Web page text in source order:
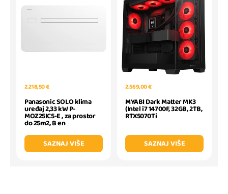
2.218,50 €
Panasonic SOLO klima
uređaj 2,33 kW P-
MOZ25IC5-E , za prostor
do 25m2, B en
SAZNAJ VIŠE
2.569,00 €
MYABI Dark Matter MK3
(Intel i7 14700F, 32GB, 2TB,
RTX5070Ti
SAZNAJ VIŠE